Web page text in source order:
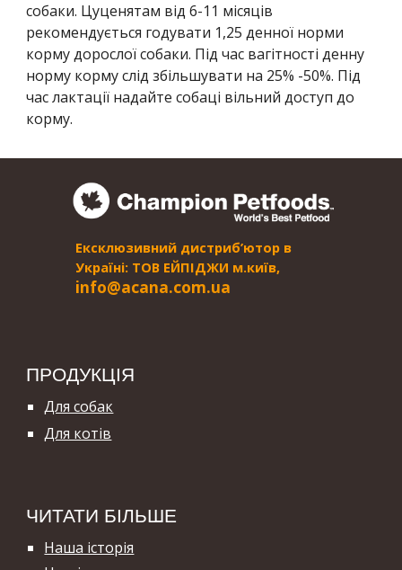
собаки. Цуценятам від 6-11 місяців
рекомендується годувати 1,25 денної норми
корму дорослої собаки. Під час вагітності денну
норму корму слід збільшувати на 25% -50%. Під
час лактації надайте собаці вільний доступ до
корму.
Ексклюзивний дистриб’ютор в
Україні: ТОВ ЕЙПІДЖИ м.київ,
info@acana.com.ua
ПРОДУКЦІЯ
Для собак
Для котів
ЧИТАТИ БІЛЬШЕ
Наша історія